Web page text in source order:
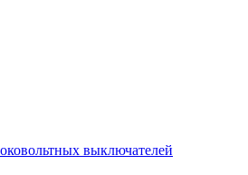
выключателей